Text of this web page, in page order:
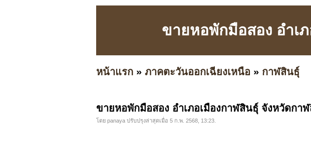
ขายหอพักมือสอง อำเ
หน้าแรก » ภาคตะวันออกเฉียงเหนือ » กาฬสินธุ์
ขายหอพักมือสอง อำเภอเมืองกาฬสินธุ์ จังหวัดกา
โดย panaya ปรับปรุงล่าสุดเมื่อ 5 ก.พ. 2568, 13:23.